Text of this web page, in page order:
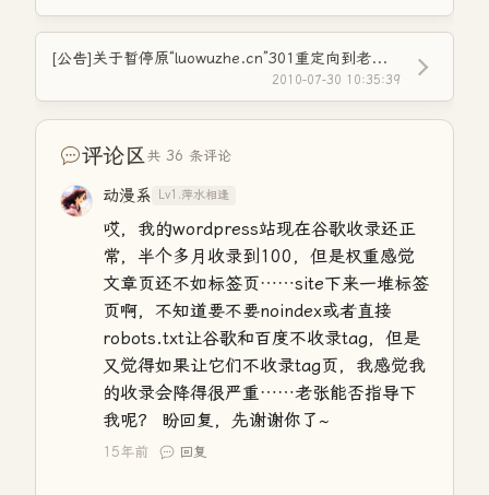
[公告]关于暂停原“luowuzhe.cn”301重定向到老张博客的公告
2010-07-30 10:35:39
评论区共 36 条评论
动漫系 Lv1.萍水相逢
哎，我的wordpress站现在谷歌收录还正
常，半个多月收录到100，但是权重感觉
文章页还不如标签页……site下来一堆标签
页啊，不知道要不要noindex或者直接
robots.txt让谷歌和百度不收录tag，但是
又觉得如果让它们不收录tag页，我感觉我
的收录会降得很严重……老张能否指导下
我呢？ 盼回复，先谢谢你了~
15年前 回复